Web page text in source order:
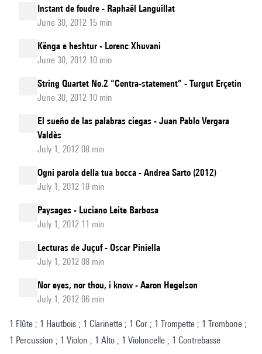
Instant de foudre - Raphaël Languillat
June 30, 2012 15 min
Kënga e heshtur - Lorenc Xhuvani
June 30, 2012 10 min
String Quartet No.2 “Contra-statement” - Turgut Erçetin
June 30, 2012 10 min
El sueño de las palabras ciegas - Juan Pablo Vergara
Valdès
July 1, 2012 08 min
Ogni parola della tua bocca - Andrea Sarto (2012)
July 1, 2012 19 min
Paysages - Luciano Leite Barbosa
July 1, 2012 11 min
Lecturas de Juçuf - Oscar Piniella
July 1, 2012 08 min
Nor eyes, nor thou, i know - Aaron Hegelson
July 1, 2012 06 min
1 Flûte ; 1 Hautbois ; 1 Clarinette ; 1 Cor ; 1 Trompette ; 1 Trombone ;
1 Percussion ; 1 Violon ; 1 Alto ; 1 Violoncelle ; 1 Contrebasse